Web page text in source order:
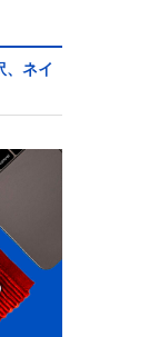
、ネイ